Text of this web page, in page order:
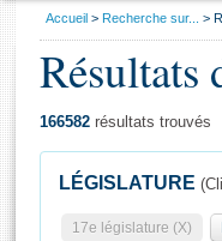
Général
Vous
Accueil Recherche sur...
Résultats
166582 résultats trouvés
LÉGISLATURE
17e législature (X)